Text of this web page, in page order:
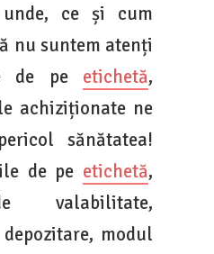
ce și cum
nu suntem atenți
de pe etichetă,
achiziționate ne
sănătatea!
de pe etichetă,
valabilitate,
modul